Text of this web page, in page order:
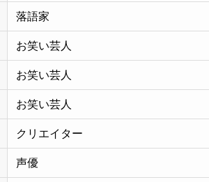
落語家
お笑い芸人
お笑い芸人
お笑い芸人
クリエイター
声優